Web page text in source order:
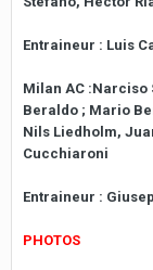
Entraineur : Luis
Milan AC :Narciso
Beraldo ; Mario
Nils Liedholm,
Cucchiaroni
Entraineur :
PHOTOS